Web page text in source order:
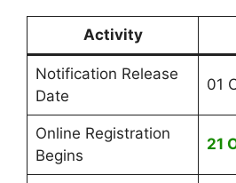
Activity
Notification Release
Date
01
Online Registration
Begins
21